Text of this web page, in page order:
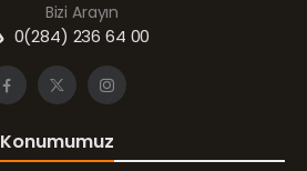
Bizi Arayın
0(284) 236 64 00
Konumumuz